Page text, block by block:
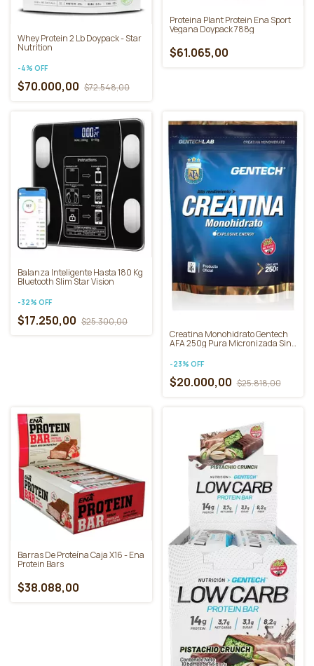
Whey Protein 2 Lb Doypack - Star
Nutrition
-4% OFF
$70.000,00 $72.548,00
Proteina Plant Protein Ena Sport
Vegana Doypack 788g
$61.065,00
Balanza Inteligente Hasta 180 Kg
Bluetooth Slim Star Vision
-32% OFF
$17.250,00 $25.300,00
Creatina Monohidrato Gentech
AFA 250g Pura Micronizada Sin
-23% OFF
$20.000,00 $25.818,00
Barras De Proteína Caja X16 - Ena
Protein Bars
$38.088,00